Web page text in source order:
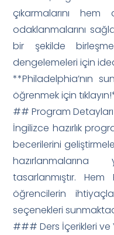
çıkarmalarını
odaklanmalarını
bir şekilde
dengelemeleri için
**Philadelphia’nın
öğrenmek için
## Program
İngilizce hazırlık
becerilerini
tasarlanmıştır.
öğrencilerin
seçenekleri
### Ders İçerikleri ve